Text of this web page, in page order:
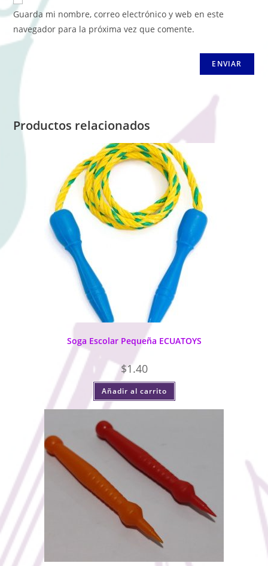
Guarda mi nombre, correo electrónico y web en este
navegador para la próxima vez que comente.
Productos relacionados
Soga Escolar Pequeña ECUATOYS
$1.40
Añadir al carrito